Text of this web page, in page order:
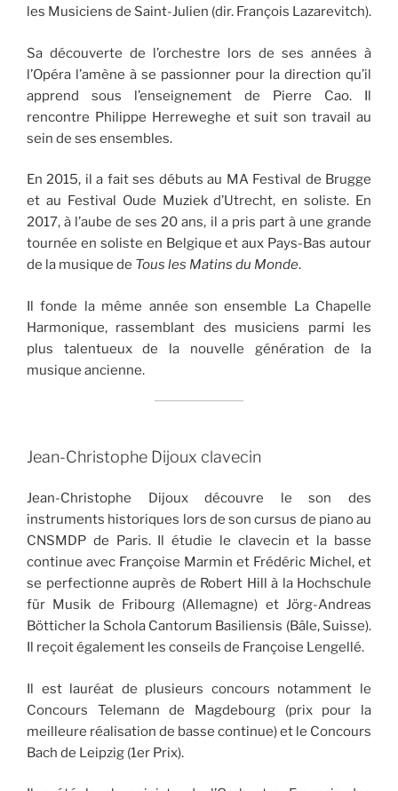
les Musiciens de Saint-Julien (dir. François Lazarevitch).
Sa découverte de l’orchestre lors de ses années à
l’Opéra l’amène à se passionner pour la direction qu’il
apprend sous l’enseignement de Pierre Cao. Il
rencontre Philippe Herreweghe et suit son travail au
sein de ses ensembles.
En 2015, il a fait ses débuts au MA Festival de Brugge
et au Festival Oude Muziek d’Utrecht, en soliste. En
2017, à l’aube de ses 20 ans, il a pris part à une grande
tournée en soliste en Belgique et aux Pays-Bas autour
de la musique de Tous les Matins du Monde.
Il fonde la même année son ensemble La Chapelle
Harmonique, rassemblant des musiciens parmi les
plus talentueux de la nouvelle génération de la
musique ancienne.
Jean-Christophe Dijoux clavecin
Jean-Christophe Dijoux découvre le son des
instruments historiques lors de son cursus de piano au
CNSMDP de Paris. Il étudie le clavecin et la basse
continue avec Françoise Marmin et Frédéric Michel, et
se perfectionne auprès de Robert Hill à la Hochschule
für Musik de Fribourg (Allemagne) et Jörg-Andreas
Bötticher la Schola Cantorum Basiliensis (Bâle, Suisse).
Il reçoit également les conseils de Françoise Lengellé.
Il est lauréat de plusieurs concours notamment le
Concours Telemann de Magdebourg (prix pour la
meilleure réalisation de basse continue) et le Concours
Bach de Leipzig (1er Prix).